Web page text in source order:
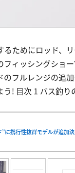
ためにロッド、
ィッシングショ
フルレンジの追
! 目次 1 バス釣
携行性抜群モデルが追加